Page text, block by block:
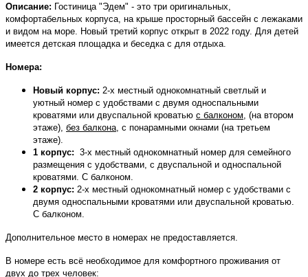
Описание: Гостиница "Эдем" - это три оригинальных,
комфортабельных корпуса, на крыше просторный бассейн с лежаками
и видом на море. Новый третий корпус открыт в 2022 году. Для детей
имеется детская площадка и беседка с для отдыха.
Номера:
Новый корпус: 2-х местный однокомнатный светлый и
уютный номер с удобствами с двумя односпальными
кроватями или двуспальной кроватью с балконом, (на втором
этаже), без балкона, с понарамными окнами (на третьем
этаже).
1 корпус: 3-х местный однокомнатный номер для семейного
размещения с удобствами, с двуспальной и односпальной
кроватями. С балконом.
2 корпус: 2-х местный однокомнатный номер с удобствами с
двумя односпальными кроватями или двуспальной кроватью.
С балконом.
Дополнительное место в номерах не предоставляется.
В номере есть всё необходимое для комфортного проживания от
двух до трех человек: